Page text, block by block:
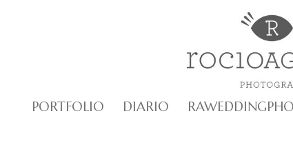
PORTFOLIO DIARIO